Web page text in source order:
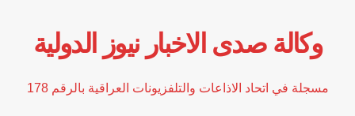
وكالة صدى الاخبار نيوز الدولية
مسجلة في اتحاد الاذاعات والتلفزيونات العراقية بالرقم 178